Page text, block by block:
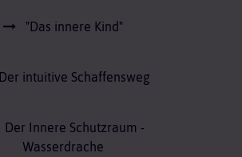
"Das innere Kind"
Der intuitive Schaffensweg
Der Innere Schutzraum -
Wasserdrache